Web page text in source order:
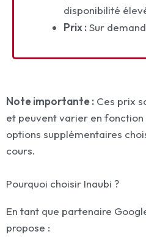
disponibilité
Prix :Sur
Note importante : Ces prix
et peuvent varier en fonction
options supplémentaires
cours.
Pourquoi choisir Inaubi ?
En tant que partenaire
propose :